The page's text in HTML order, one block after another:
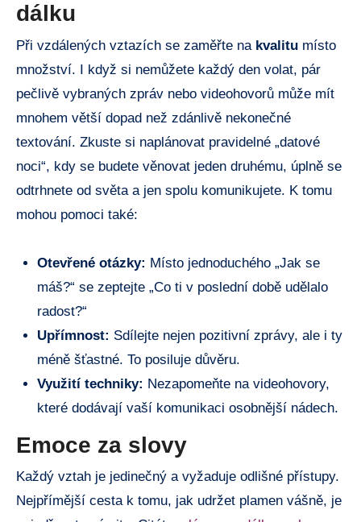
dálku
Při vzdálených vztazích se zaměřte na kvalitu místo
množství. I když si nemůžete každý den volat, pár
pečlivě vybraných zpráv nebo videohovorů může mít
mnohem větší dopad než zdánlivě nekonečné
textování. Zkuste si naplánovat pravidelné „datové
noci“, kdy se budete věnovat jeden druhému, úplně se
odtrhnete od světa a jen spolu komunikujete. K tomu
mohou pomoci také:
Otevřené otázky: Místo jednoduchého „Jak se
máš?“ se zeptejte „Co ti v poslední době udělalo
radost?“
Upřímnost: Sdílejte nejen pozitivní zprávy, ale i ty
méně šťastné. To posiluje důvěru.
Využití techniky: Nezapomeňte na videohovory,
které dodávají vaší komunikaci osobnější nádech.
Emoce za slovy
Každý vztah je jedinečný a vyžaduje odlišné přístupy.
Nejpřímější cesta k tomu, jak udržet plamen vášně, je